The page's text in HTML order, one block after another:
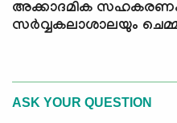
അക്കാദമിക
സര്‍വ്വകലാശാലയും
ASK YOUR QUESTION